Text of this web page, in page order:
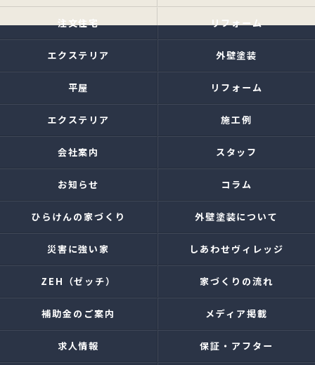
注文住宅 リフォーム
エクステリア 外壁塗装
平屋 リフォーム
エクステリア 施工例
会社案内 スタッフ
お知らせ コラム
ひらけんの家づくり 外壁塗装について
災害に強い家 しあわせヴィレッジ
ZEH（ゼッチ） 家づくりの流れ
補助金のご案内 メディア掲載
求人情報 保証・アフター